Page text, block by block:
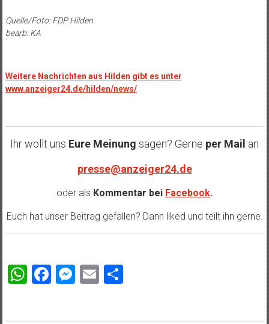
Quelle/Foto: FDP Hilden
bearb. KA
Weitere Nachrichten aus Hilden gibt es unter
www.anzeiger24.de/hilden/news/
Ihr wollt uns Eure Meinung sagen? Gerne per Mail an
presse@anzeiger24.de
oder als Kommentar bei Facebook.
Euch hat unser Beitrag gefallen? Dann liked und teilt ihn gerne.
WhatsApp
Facebook
Messenger
EmailTeilen